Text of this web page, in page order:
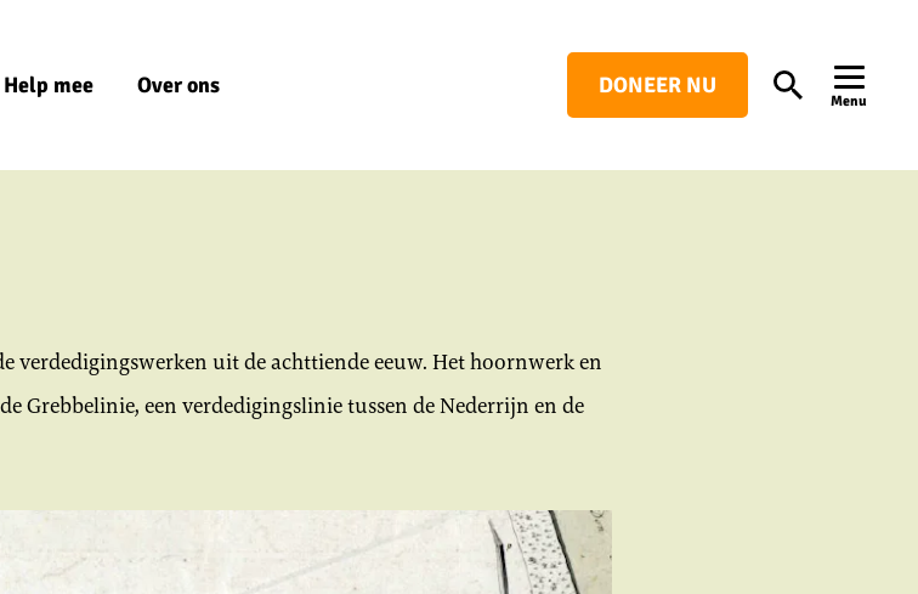
Help mee Over ons DONEER NU
Search Menu
verdedigingswerken uit de achttiende eeuw. Het hoornwerk en
Grebbelinie, een verdedigingslinie tussen de Nederrijn en de